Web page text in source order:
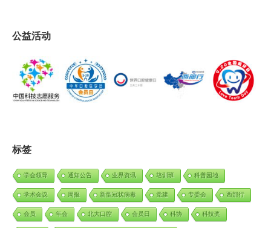
公益活动
标签
学会领导 通知公告 业界资讯 培训班 科普园地
学术会议 周报 新型冠状病毒 党建 专委会 西部行
会员 年会 北大口腔 会员日 科协 科技奖